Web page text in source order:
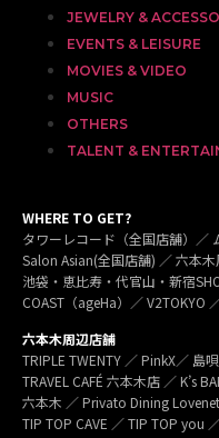
JEWELRY &
EVENTS & LEISURE
MOVIES & VIDEO
MUSIC
OTHERS
TALENT &
WHERE TO GET?
タワーレコード（全国店舗）／
Salon Asian(全国店舗) ／ 六本
池袋・恵比寿・代官山・新宿
COAST（ageHa）／ V2TOKYO
六本木周辺店舗
TRIPLE TWENTY ／ PinkX／
TRAVEL CAFÉ 六本木店 ／ K’s
六本木 ／ Privato Dining
TIP TOP CAVE ／ TIP TOP you